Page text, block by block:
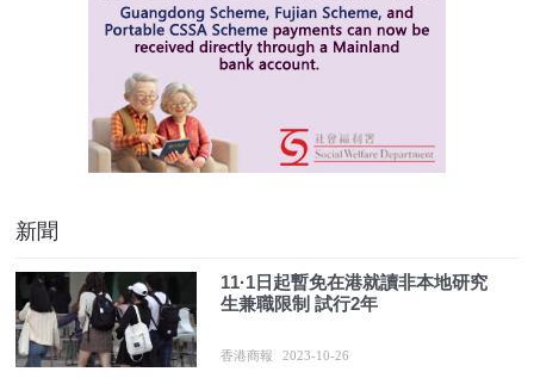
新聞
11·1日起暫免在港就讀非本地研究
生兼職限制 試行2年
香港商報 2023-10-26